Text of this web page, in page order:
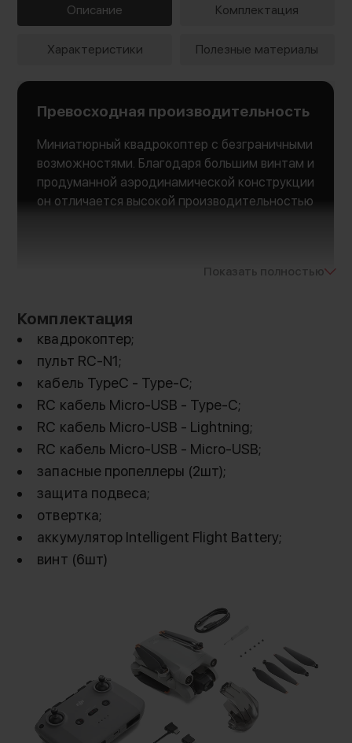
Описание Комплектация
Характеристики Полезные материалы
Превосходная производительность
Миниатюрный квадрокоптер с безграничными
возможностями. Благодаря большим винтам и
продуманной аэродинамической конструкции
он отличается высокой производительностью
Компактность
Дрон легко складывается, что позволит
брать его с собой в поездки, путешествия, на
отдых. С его помощью вы сможете снимать
Благодаря модернизированному подвесу
снимки можно выполнять под низким углом
Показать полностью
Комплектация
квадрокоптер;
пульт RC-N1;
кабель TypeC - Type-C;
RC кабель Micro-USB - Type-C;
RC кабель Micro-USB - Lightning;
RC кабель Micro-USB - Micro-USB;
запасные пропеллеры (2шт);
защита подвеса;
отвертка;
аккумулятор Intelligent Flight Battery;
винт (6шт)